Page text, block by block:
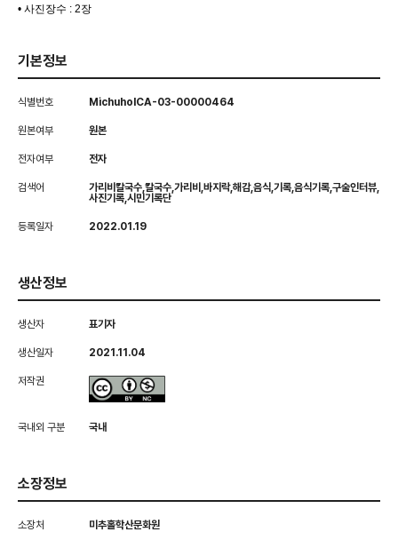
• 사진장수 : 2장
기본정보
식별번호 MichuholCA-03-00000464
원본여부 원본
전자여부 전자
검색어
가리비칼국수,칼국수,가리비,바지락,해감,음식,기록,음식기록,구술인터뷰,
사진기록,시민기록단
등록일자 2022.01.19
생산정보
생산자 표기자
생산일자 2021.11.04
저작권
국내외 구분 국내
소장정보
소장처 미추홀학산문화원